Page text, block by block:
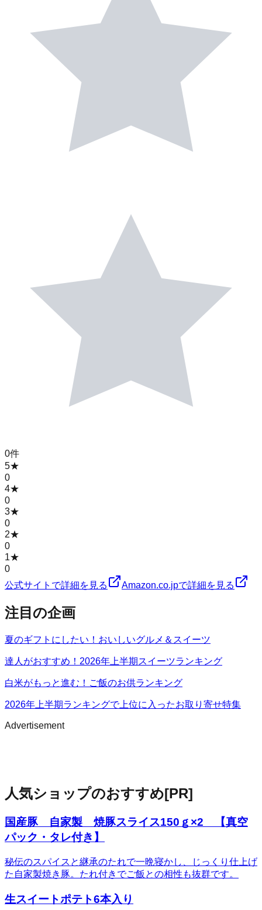
0件
5★
0
4★
0
3★
0
2★
0
1★
0
公式サイトで詳細を見る
Amazon.co.jpで詳細を見る
注目の企画
夏のギフトにしたい！おいしいグルメ＆スイーツ
達人がおすすめ！2026年上半期スイーツランキング
白米がもっと進む！ご飯のお供ランキング
2026年上半期ランキングで上位に入ったお取り寄せ特集
Advertisement
人気ショップのおすすめ[PR]
国産豚 自家製 焼豚スライス150ｇ×2 【真空
パック・タレ付き】
秘伝のスパイスと継承のたれで一晩寝かし、じっくり仕上げ
た自家製焼き豚。たれ付きでご飯との相性も抜群です。
生スイートポテト6本入り